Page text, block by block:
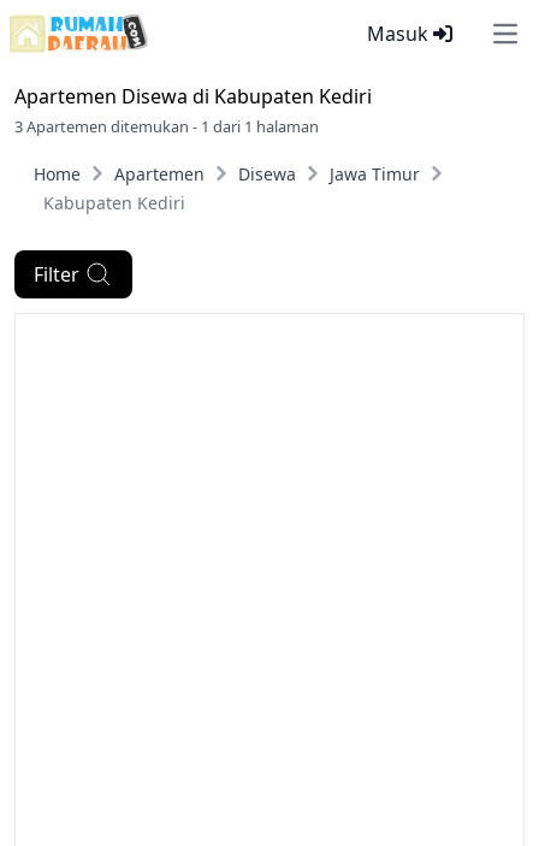
Masuk
Apartemen Disewa di Kabupaten Kediri
3 Apartemen ditemukan - 1 dari 1 halaman
Home Apartemen Disewa
Jawa Timur
Kabupaten Kediri
Filter